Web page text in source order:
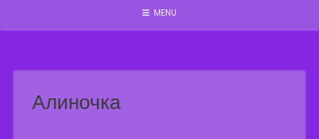
MENU
Алиночка